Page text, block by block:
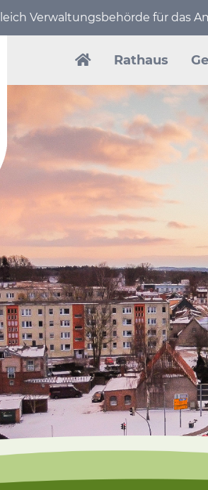
Verwaltungs­behörde für das
überspringen
Rathaus